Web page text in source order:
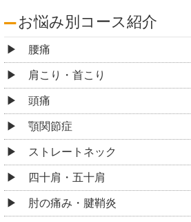
お悩み別コース紹介
腰痛
肩こり・首こり
頭痛
顎関節症
ストレートネック
四十肩・五十肩
肘の痛み・腱鞘炎